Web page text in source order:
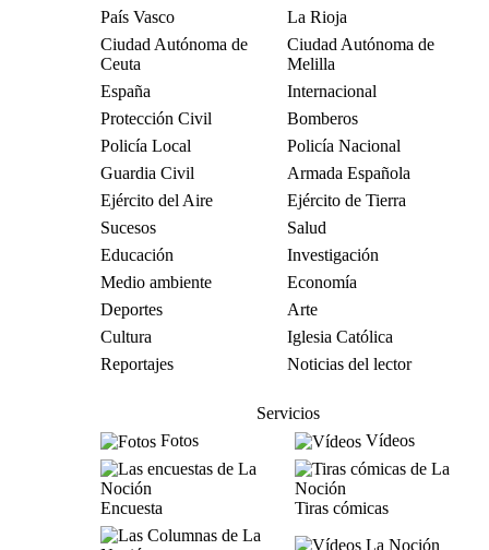
País Vasco
La Rioja
Ciudad Autónoma de
Ceuta
Ciudad Autónoma de
Melilla
España
Internacional
Protección Civil
Bomberos
Policía Local
Policía Nacional
Guardia Civil
Armada Española
Ejército del Aire
Ejército de Tierra
Sucesos
Salud
Educación
Investigación
Medio ambiente
Economía
Deportes
Arte
Cultura
Iglesia Católica
Reportajes
Noticias del lector
Servicios
Fotos
Vídeos
Encuesta Tiras cómicas